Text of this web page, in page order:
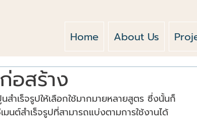
Home About Us
อสร้าง
ำเร็จรูปให้เลือกใช้มากมายหลายสูตร ซึ่งนั้นก็
นต์สำเร็จรูปที่สามารถแบ่งตามการใช้งานได้